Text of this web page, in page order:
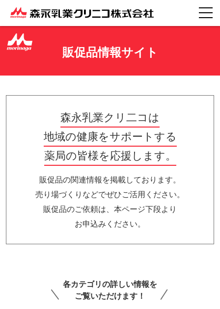
腸内環境サポート情報
フレイル向け情報
販促品情報
販促品情報サイト
森永乳業クリ二コは
地域の健康をサポートする
薬局の皆様を応援します。
販促品の関連情報を掲載しております。
売り場づくりなどでぜひご活用ください。
販促品のご依頼は、本ページ下段より
お申込みください。
各カテゴリの詳しい情報を
ご覧いただけます！